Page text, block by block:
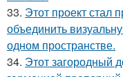
33. Этот проект стал
объединить
одном пространстве.
34. Этот загородный